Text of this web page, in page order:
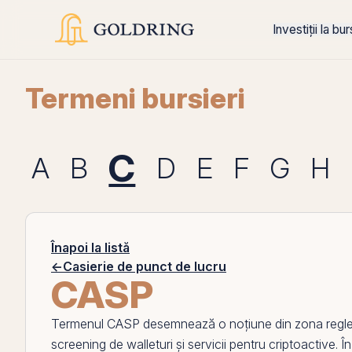
Investiții la
Termeni bursieri
A B C D E F G H
Înapoi la listă
←Casierie de punct de lucru
CASP
Termenul CASP desemnează o noțiune din zona
screening de walleturi și servicii pentru criptoactive.